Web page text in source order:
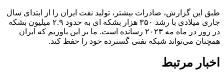
طبق این گزارش، صادرات بیشتر، تولید نفت ایران را از ابتدای سال
جاری میلادی با رشد ۳۵۰ هزار بشکه ای به حدود ۲.۹ میلیون بشکه
در روز در ماه مه ۲۰۲۳ رسانده است. ما بر این باوریم که ایران
همچنان می‌تواند شبکه نفتی گسترده خود را حفظ کند.
اخبار مرتبط